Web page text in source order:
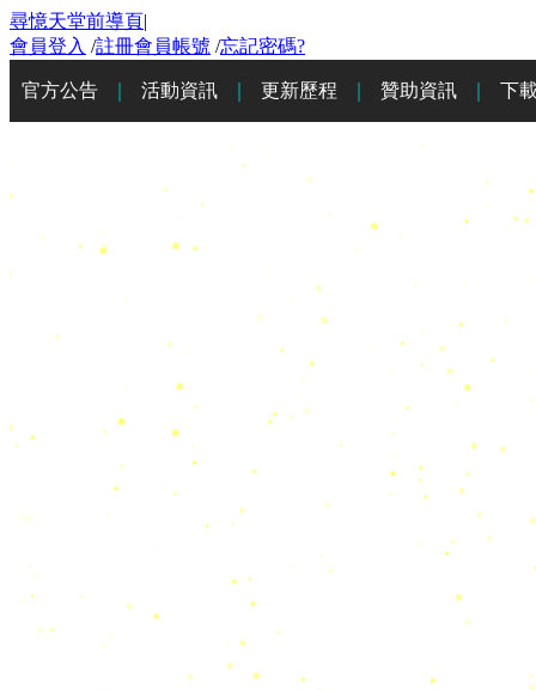
尋憶天堂前導頁|
會員登入 /註冊會員帳號 /忘記密碼?